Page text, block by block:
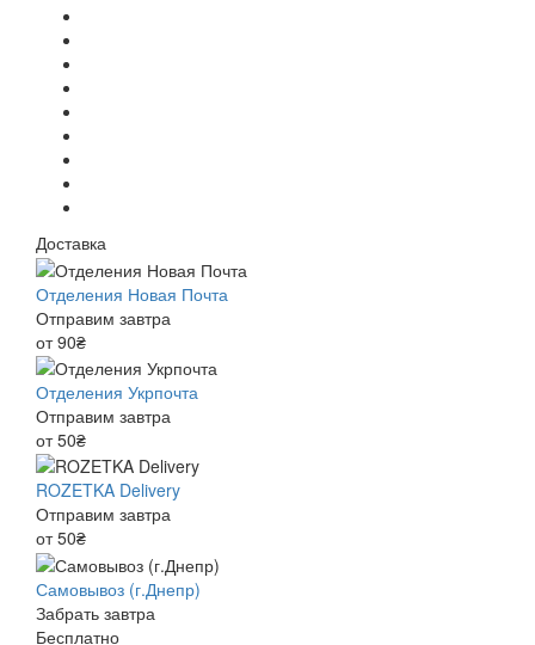
Доставка
Отделения Новая Почта
Отправим завтра
от 90₴
Отделения Укрпочта
Отправим завтра
от 50₴
ROZETKA Delivery
Отправим завтра
от 50₴
Самовывоз (г.Днепр)
Забрать завтра
Бесплатно